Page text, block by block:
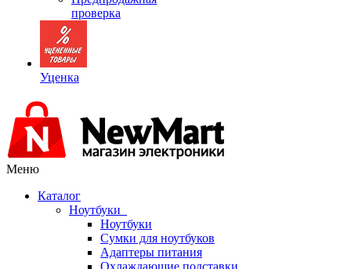
проверка
Уценка
Меню
Каталог
Ноутбуки
Ноутбуки
Сумки для ноутбуков
Адаптеры питания
Охлаждающие подставки